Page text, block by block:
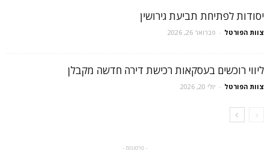
יסודות לפתיחת תביעת גירושין
צוות הפורטל - פברואר 26, 2026
ליווי רוכשים בעסקאות רכישת דירה חדשה מקבלן
צוות הפורטל - יולי 20, 2026
- פרסומת -